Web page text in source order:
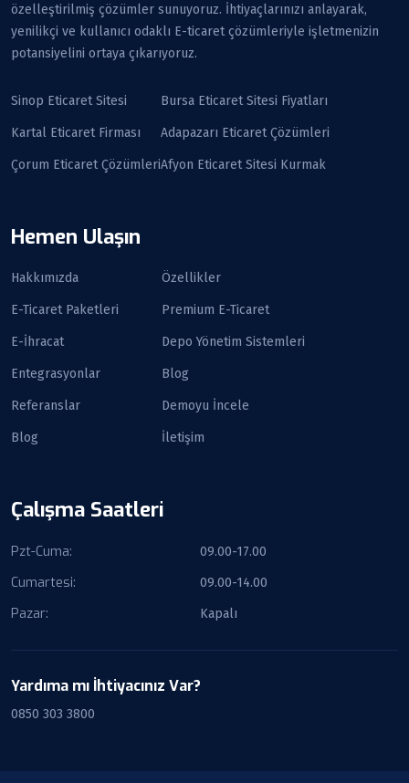
Hemen Ulaşın
Hakkımızda Özellikler
E-Ticaret Paketleri Premium E-Ticaret
E-İhracat Depo Yönetim Sistemleri
Entegrasyonlar Blog
Referanslar Demoyu İncele
Blog İletişim
özelleştirilmiş çözümler sunuyoruz. İhtiyaçlarınızı anlayarak,
yenilikçi ve kullanıcı odaklı E-ticaret çözümleriyle işletmenizin
potansiyelini ortaya çıkarıyoruz.
Sinop Eticaret Sitesi Bursa Eticaret Sitesi Fiyatları
Kartal Eticaret Firması Adapazarı Eticaret Çözümleri
Çorum Eticaret ÇözümleriAfyon Eticaret Sitesi Kurmak
Çalışma Saatleri
Pzt-Cuma: 09.00-17.00
Cumartesi: 09.00-14.00
Pazar: Kapalı
Yardıma mı İhtiyacınız Var?
0850 303 3800